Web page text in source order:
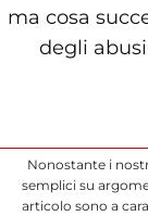
ma cosa
degli
Nonostante i
semplici su
articolo sono a